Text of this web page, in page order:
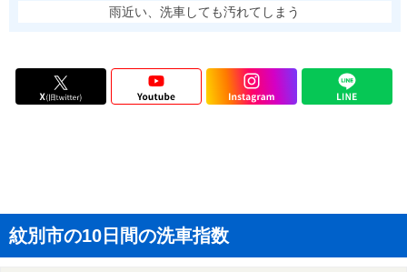
雨近い、洗車しても汚れてしまう
紋別市の10日間の洗車指数